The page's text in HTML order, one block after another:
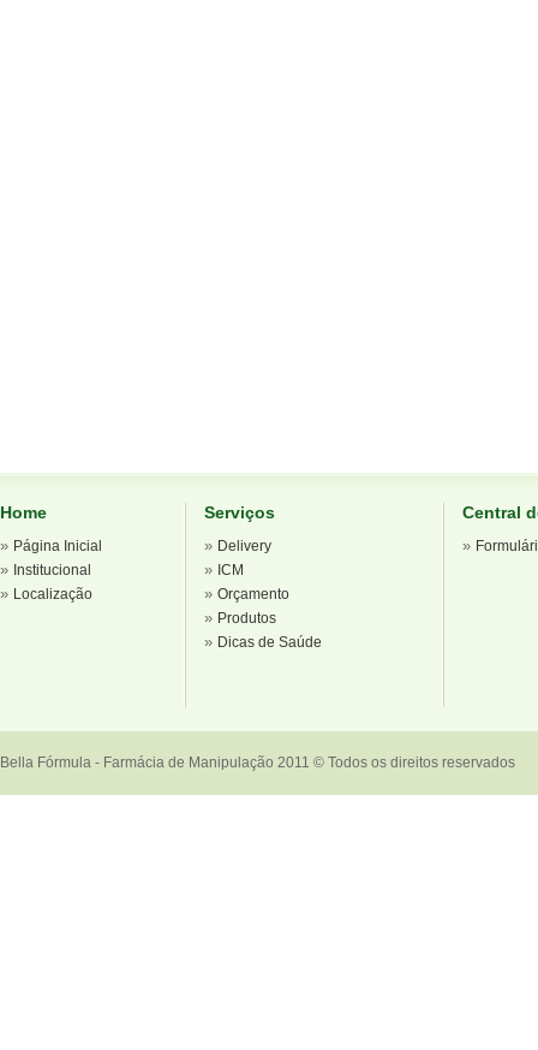
Home
» Página Inicial
» Institucional
» Localização
Serviços
» Delivery
» ICM
» Orçamento
» Produtos
» Dicas de Saúde
Central
»
Bella Fórmula - Farmácia de Manipulação 2011 © Todos os direitos reservados